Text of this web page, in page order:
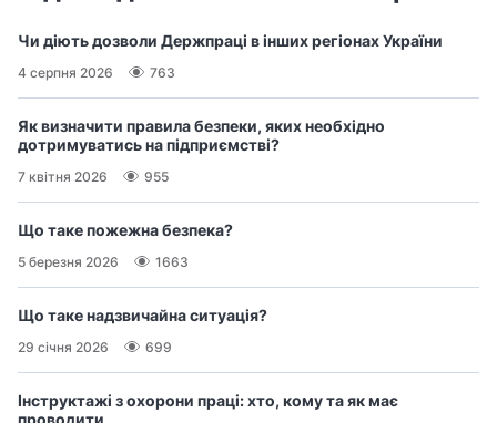
Чи діють дозволи Держпраці в інших регіонах України
4 серпня 2026 763
Як визначити правила безпеки, яких необхідно
дотримуватись на підприємстві?
7 квітня 2026 955
Що таке пожежна безпека?
5 березня 2026 1663
Що таке надзвичайна ситуація?
29 січня 2026 699
Інструктажі з охорони праці: хто, кому та як має
проводити